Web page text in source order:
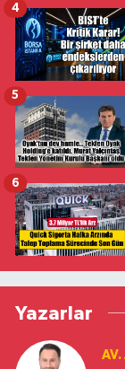
4
5
6
Yazarlar
AV.